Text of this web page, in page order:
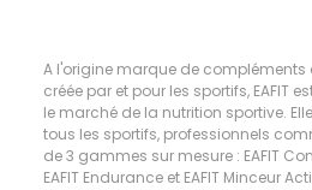
A l'origine marque de compléments
créée par et pour les sportifs, EAFIT
le marché de la nutrition sportive.
tous les sportifs, professionnels
de 3 gammes sur mesure : EAFIT
EAFIT Endurance et EAFIT Minceur